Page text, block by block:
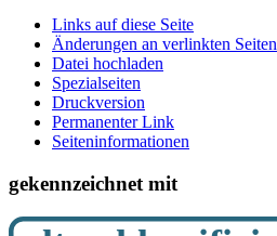
Links auf diese Seite
Änderungen an verlinkten Seiten
Datei hochladen
Spezialseiten
Druckversion
Permanenter Link
Seiten­­informationen
gekennzeichnet mit